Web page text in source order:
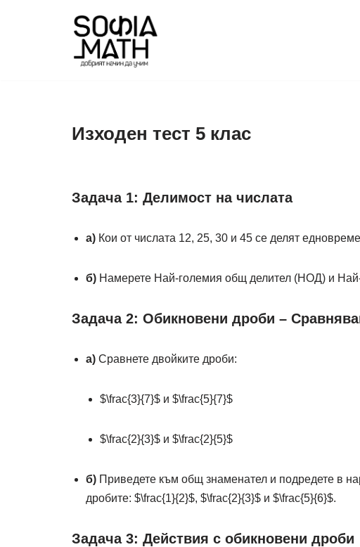
Продължете
Изходен тест 5 клас
Задача 1: Делимост на числата
а) Кои от числата 12, 25, 30 и 45 се делят
б) Намерете Най-големия общ делител (НОД) и
Задача 2: Обикновени дроби –
а) Сравнете двойките дроби:
$\frac{3}{7}$ и $\frac{5}{7}$
$\frac{2}{3}$ и $\frac{2}{5}$
б) Приведете към общ знаменател и подредете в
дробите: $\frac{1}{2}$, $\frac{2}{3}$ и $\frac{5}{6}$.
Задача 3: Действия с обикновени дроби